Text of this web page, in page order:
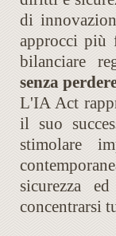
di
approcci più
bilanciare
senza
L'IA Act
il suo
stimolare
sicurezza
concentrarsi